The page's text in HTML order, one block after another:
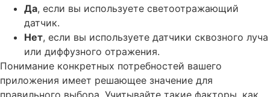
Да, если вы используете светоотражающий
датчик.
Нет, если вы используете датчики сквозного луча
или диффузного отражения.
Понимание конкретных потребностей вашего
приложения имеет решающее значение для
правильного выбора. Учитывайте такие факторы, как